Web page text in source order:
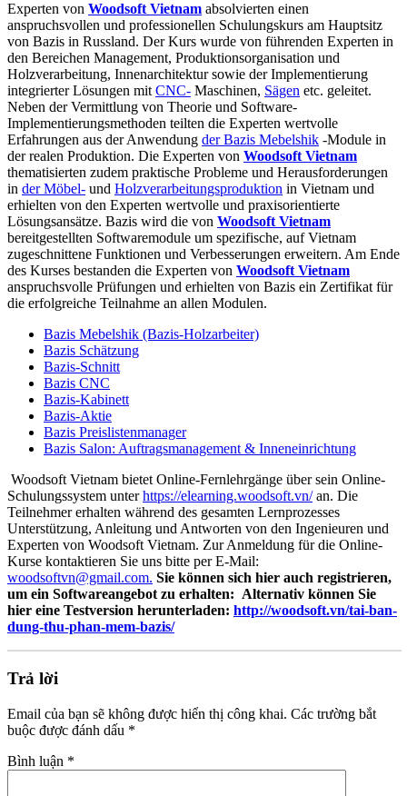
Experten von Woodsoft Vietnam absolvierten einen
anspruchsvollen und professionellen Schulungskurs am Hauptsitz
von Bazis in Russland. Der Kurs wurde von führenden Experten in
den Bereichen Management, Produktionsorganisation und
Holzverarbeitung, Innenarchitektur sowie der Implementierung
integrierter Lösungen mitCNC- Maschinen, Sägen etc. geleitet.
Neben der Vermittlung von Theorie und Software-
Implementierungsmethoden teilten die Experten wertvolle
Erfahrungen aus der Anwendung der Bazis Mebelshik -Module in
der realen Produktion. Die Experten von Woodsoft Vietnam
thematisierten zudem praktische Probleme und Herausforderungen
in der Möbel- und Holzverarbeitungsproduktion in Vietnam und
erhielten von den Experten wertvolle und praxisorientierte
Lösungsansätze. Bazis wird die von Woodsoft Vietnam
bereitgestellten Softwaremodule um spezifische, auf Vietnam
zugeschnittene Funktionen und Verbesserungen erweitern. Am Ende
des Kurses bestanden die Experten von Woodsoft Vietnam
anspruchsvolle Prüfungen und erhielten von Bazis ein Zertifikat für
die erfolgreiche Teilnahme an allen Modulen.
Bazis Mebelshik (Bazis-Holzarbeiter)
Bazis Schätzung
Bazis-Schnitt
Bazis CNC
Bazis-Kabinett
Bazis-Aktie
Bazis Preislistenmanager
Bazis Salon: Auftragsmanagement & Inneneinrichtung
Woodsoft Vietnam bietet Online-Fernlehrgänge über sein Online-
Schulungssystem unterhttps://elearning.woodsoft.vn/an. Die
Teilnehmer erhalten während des gesamten Lernprozesses
Unterstützung, Anleitung und Antworten von den Ingenieuren und
Experten von Woodsoft Vietnam. Zur Anmeldung für die Online-
Kurse kontaktieren Sie uns bitte per E-Mail:
woodsoftvn@gmail.com. Sie können sich hier auch registrieren,
um ein Softwareangebot zu erhalten: Alternativ können Sie
hier eine Testversion herunterladen: http://woodsoft.vn/tai-ban-
dung-thu-phan-mem-bazis/
Trả lời
Email của bạn sẽ không được hiển thị công khai. Các trường bắt
buộc được đánh dấu *
Bình luận *